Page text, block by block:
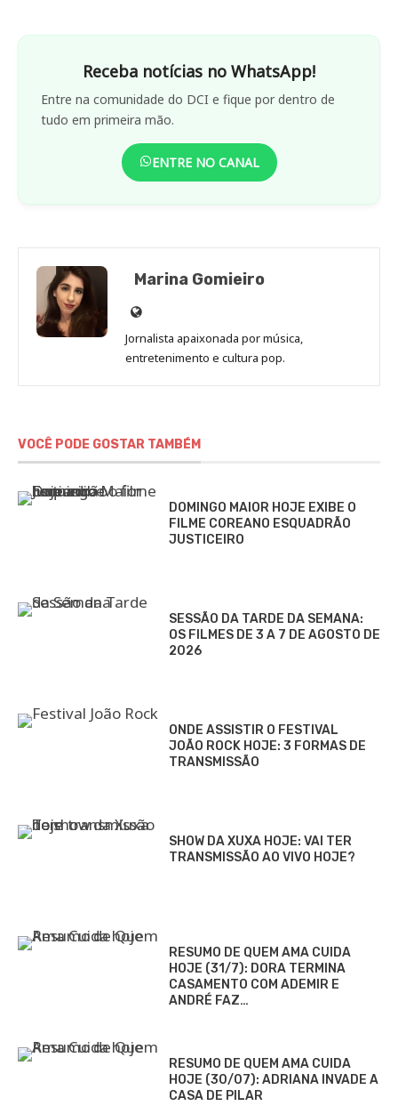
Receba notícias no WhatsApp!
Entre na comunidade do DCI e fique por dentro de
tudo em primeira mão.
ENTRE NO CANAL
Marina Gomieiro
Site
de
Marina
Jornalista apaixonada por música,
entretenimento e cultura pop.
VOCÊ PODE GOSTAR TAMBÉM
DOMINGO MAIOR HOJE EXIBE O
FILME COREANO ESQUADRÃO
JUSTICEIRO
SESSÃO DA TARDE DA SEMANA:
OS FILMES DE 3 A 7 DE AGOSTO DE
2026
ONDE ASSISTIR O FESTIVAL
JOÃO ROCK HOJE: 3 FORMAS DE
TRANSMISSÃO
SHOW DA XUXA HOJE: VAI TER
TRANSMISSÃO AO VIVO HOJE?
RESUMO DE QUEM AMA CUIDA
HOJE (31/7): DORA TERMINA
CASAMENTO COM ADEMIR E
ANDRÉ FAZ…
RESUMO DE QUEM AMA CUIDA
HOJE (30/07): ADRIANA INVADE A
CASA DE PILAR